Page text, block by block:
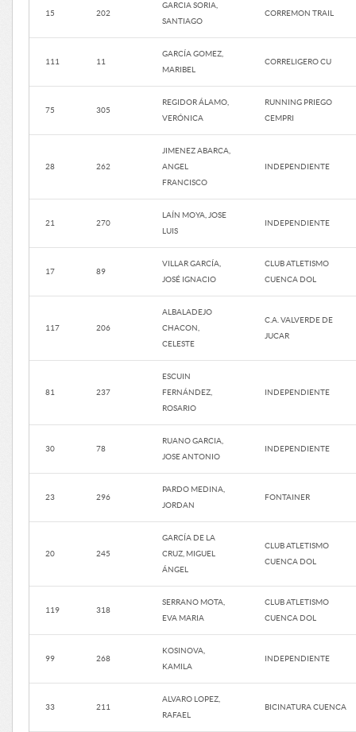
15 202
GARCIA SORIA,
SANTIAGO
CORREMON TRAIL
111 11
GARCÍA GOMEZ,
MARIBEL
CORRELIGERO CU
75 305
REGIDOR ÁLAMO,
VERÓNICA
RUNNING PRIEGO
CEMPRI
28 262
JIMENEZ ABARCA,
ANGEL
FRANCISCO
INDEPENDIENTE
21 270
LAÍN MOYA, JOSE
LUIS
INDEPENDIENTE
17 89
VILLAR GARCÍA,
JOSÉ IGNACIO
CLUB ATLETISMO
CUENCA DOL
117 206
ALBALADEJO
CHACON,
CELESTE
C.A. VALVERDE DE
JUCAR
81 237
ESCUIN
FERNÁNDEZ,
ROSARIO
INDEPENDIENTE
30 78
RUANO GARCIA,
JOSE ANTONIO
INDEPENDIENTE
23 296
PARDO MEDINA,
JORDAN
FONTAINER
20 245
GARCÍA DE LA
CRUZ, MIGUEL
ÁNGEL
CLUB ATLETISMO
CUENCA DOL
119 318
SERRANO MOTA,
EVA MARIA
CLUB ATLETISMO
CUENCA DOL
99 268
KOSINOVA,
KAMILA
INDEPENDIENTE
33 211
ALVARO LOPEZ,
RAFAEL
BICINATURA CUENCA